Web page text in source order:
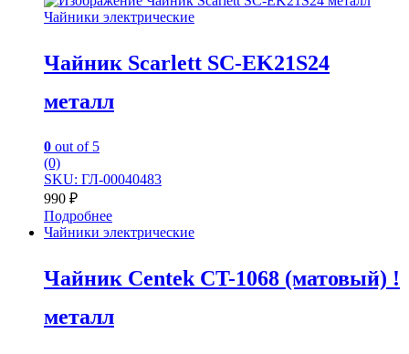
Чайники электрические
Чайник Scarlett SC-EK21S24
металл
0 out of 5
(0)
SKU: ГЛ-00040483
990 ₽
Подробнее
Чайники электрические
Чайник Centek CT-1068 (матовый) !
металл